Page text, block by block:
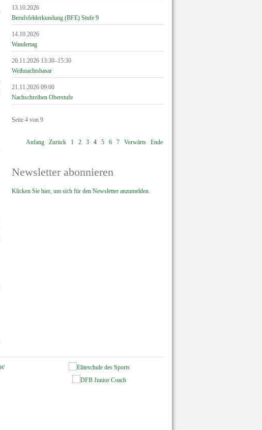
13.10.2026
Berufsfelderkundung (BFE) Stufe 9
14.10.2026
Wandertag
20.11.2026 13:30–15:30
Weihnachtsbasar
21.11.2026 09:00
Nachschreiben Oberstufe
Seite 4 von 9
Anfang Zurück 1 2 3 4 5 6 7 Vorwärts Ende
Newsletter abonnieren
Klicken Sie hier, um sich für den Newsletter anzumelden.